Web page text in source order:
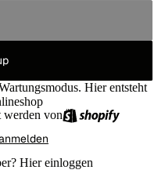
Hier entsteht
werden von
Hier einloggen